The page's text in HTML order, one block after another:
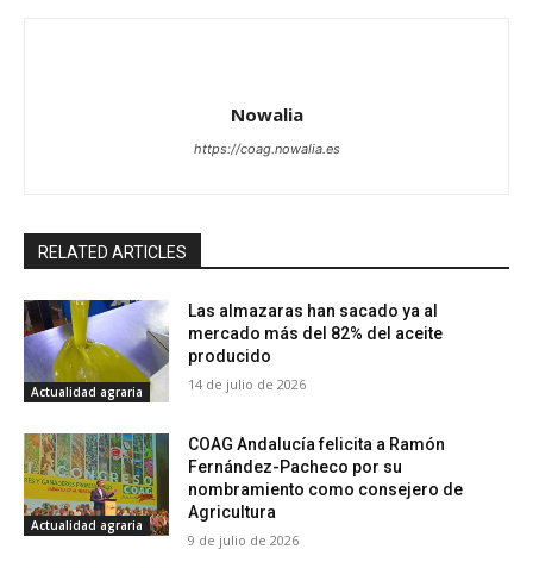
Nowalia
https://coag.nowalia.es
RELATED ARTICLES
Actualidad agraria
Las almazaras han sacado ya al
mercado más del 82% del aceite
producido
14 de julio de 2026
Actualidad agraria
COAG Andalucía felicita a Ramón
Fernández-Pacheco por su
nombramiento como consejero de
Agricultura
9 de julio de 2026